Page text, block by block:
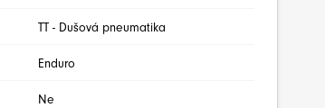
TT - Dušová pneumatika
Enduro
Ne